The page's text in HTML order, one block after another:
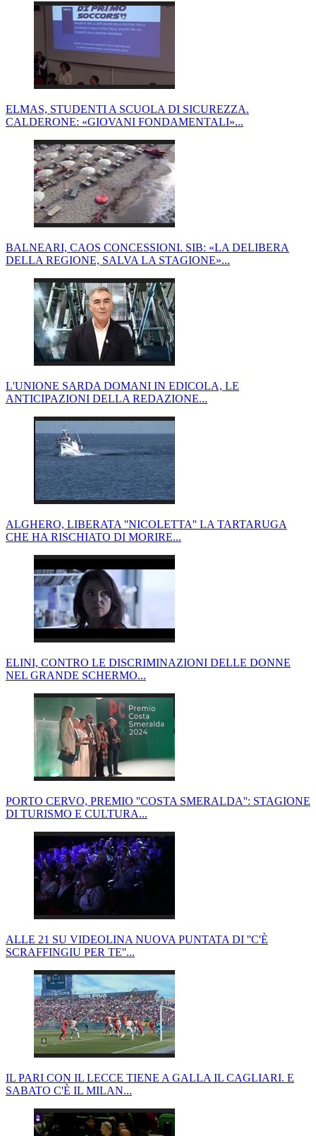
ELMAS, STUDENTI A SCUOLA DI SICUREZZA.
CALDERONE: «GIOVANI FONDAMENTALI»...
BALNEARI, CAOS CONCESSIONI. SIB: «LA DELIBERA
DELLA REGIONE, SALVA LA STAGIONE»...
L'UNIONE SARDA DOMANI IN EDICOLA, LE
ANTICIPAZIONI DELLA REDAZIONE...
ALGHERO, LIBERATA ''NICOLETTA'' LA TARTARUGA
CHE HA RISCHIATO DI MORIRE...
ELINI, CONTRO LE DISCRIMINAZIONI DELLE DONNE
NEL GRANDE SCHERMO...
PORTO CERVO, PREMIO ''COSTA SMERALDA'': STAGIONE
DI TURISMO E CULTURA...
ALLE 21 SU VIDEOLINA NUOVA PUNTATA DI ''C'È
SCRAFFINGIU PER TE''...
IL PARI CON IL LECCE TIENE A GALLA IL CAGLIARI. E
SABATO C'È IL MILAN...